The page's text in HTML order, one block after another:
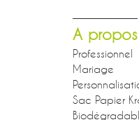
A propos
Professionnel
Mariage
Sac Papier